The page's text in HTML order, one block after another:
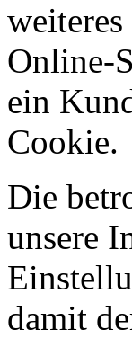
Online-
ein
Cookie.
Die
unsere
damit